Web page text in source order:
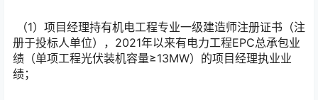
（1）项目经理持有机电工程专业一级建造师注册证书（注
册于投标人单位），2021年以来有电力工程EPC总承包业
绩（单项工程光伏装机容量≥13MW）的项目经理执业业
绩；